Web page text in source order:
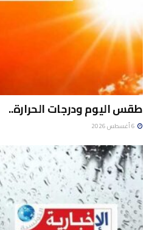
طقس اليوم ودرجات الحرارة..